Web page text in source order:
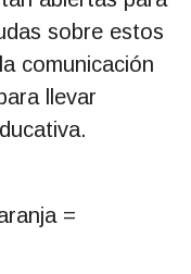
sobre estos
comunicación
llevar
=